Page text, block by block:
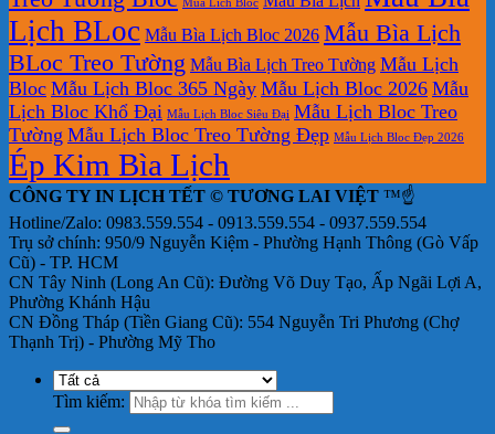
Mua Lich Bloc
Lịch BLoc Mẫu Bìa Lịch Bloc 2026 Mẫu Bìa Lịch
BLoc Treo Tường Mẫu Bìa Lịch Treo Tường Mẫu Lịch
Bloc Mẫu Lịch Bloc 365 Ngày Mẫu Lịch Bloc 2026 Mẫu
Lịch Bloc Khổ Đại Mẫu Lịch Bloc Siêu Đại Mẫu Lịch Bloc Treo
Tường Mẫu Lịch Bloc Treo Tường Đẹp Mẫu Lịch Bloc Đẹp 2026
Ép Kim Bìa Lịch
CÔNG TY IN LỊCH TẾT © TƯƠNG LAI VIỆT ™☝️
Hotline/Zalo: 0983.559.554 - 0913.559.554 - 0937.559.554
Trụ sở chính: 950/9 Nguyễn Kiệm - Phường Hạnh Thông (Gò Vấp
Cũ) - TP. HCM
CN Tây Ninh (Long An Cũ): Đường Võ Duy Tạo, Ấp Ngãi Lợi A,
Phường Khánh Hậu
CN Đồng Tháp (Tiền Giang Cũ): 554 Nguyễn Tri Phương (Chợ
Thạnh Trị) - Phường Mỹ Tho
Tìm kiếm: